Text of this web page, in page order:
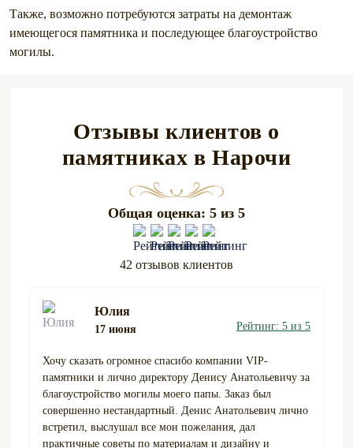
Также, возможно потребуются затраты на демонтаж
имеющегося памятника и последующее благоустройство
могилы.
Отзывы клиентов о
памятниках в Нарочи
Общая оценка: 5 из 5
42 отзывов клиентов
Юлия
17 июня Рейтинг: 5 из 5
Хочу сказать огромное спасибо компании VIP-
памятники и лично директору Денису Анатольевичу за
благоустройство могилы моего папы. Заказ был
совершенно нестандартный. Денис Анатольевич лично
встретил, выслушал все мои пожелания, дал
практичные советы по материалам и дизайну и